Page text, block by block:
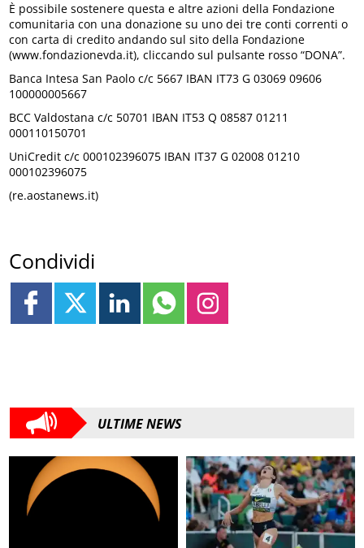
È possibile sostenere questa e altre azioni della Fondazione
comunitaria con una donazione su uno dei tre conti correnti o
con carta di credito andando sul sito della Fondazione
(www.fondazionevda.it), cliccando sul pulsante rosso “DONA”.
Banca Intesa San Paolo c/c 5667 IBAN IT73 G 03069 09606
100000005667
BCC Valdostana c/c 50701 IBAN IT53 Q 08587 01211
000110150701
UniCredit c/c 000102396075 IBAN IT37 G 02008 01210
000102396075
(re.aostanews.it)
Condividi
ULTIME NEWS